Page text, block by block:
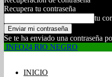
Recupera tu contraseña
tu
Se te ha enviado una contraseña
INFO24 RIO NEGRO
INICIO